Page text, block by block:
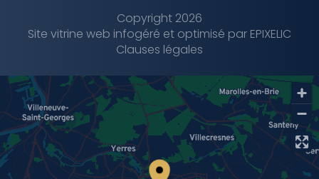
Copyright 2026
—
Site vitrine web infogéré et optimisé par EPIXELIC
—
Clauses légales